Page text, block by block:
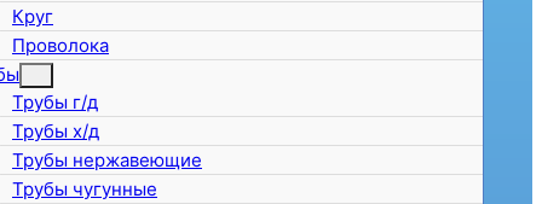
Круг
Проволока
Трубы г/д
Трубы х/д
Трубы нержавеющие
Трубы чугунные